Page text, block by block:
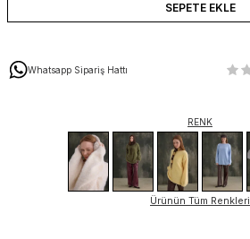
SEPETE EKLE
Whatsapp Sipariş Hattı
RENK
Ürünün Tüm Renkleri